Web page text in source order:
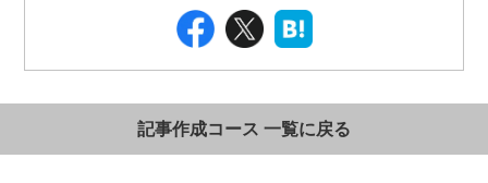
記事作成コース 一覧に戻る